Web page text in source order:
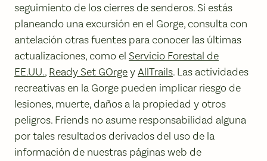
seguimiento de los cierres de senderos. Si estás
planeando una excursión en el Gorge, consulta con
antelación otras fuentes para conocer las últimas
actualizaciones, como el Servicio Forestal de
EE.UU., Ready Set GOrgeyAllTrails. Las actividades
recreativas en la Gorge pueden implicar riesgo de
lesiones, muerte, daños a la propiedad y otros
peligros. Friends no asume responsabilidad alguna
por tales resultados derivados del uso de la
información de nuestras páginas web de